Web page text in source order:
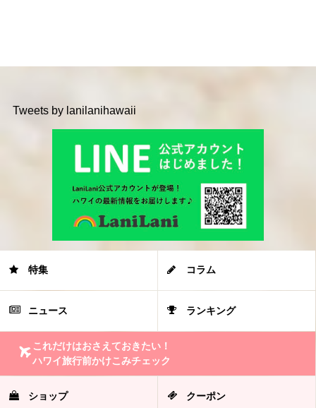
Tweets by lanilanihawaii
特集 コラム
ニュース ランキング
これだけはおさえておきたい！
ハワイ旅行前かけこみチェック
ショップ クーポン